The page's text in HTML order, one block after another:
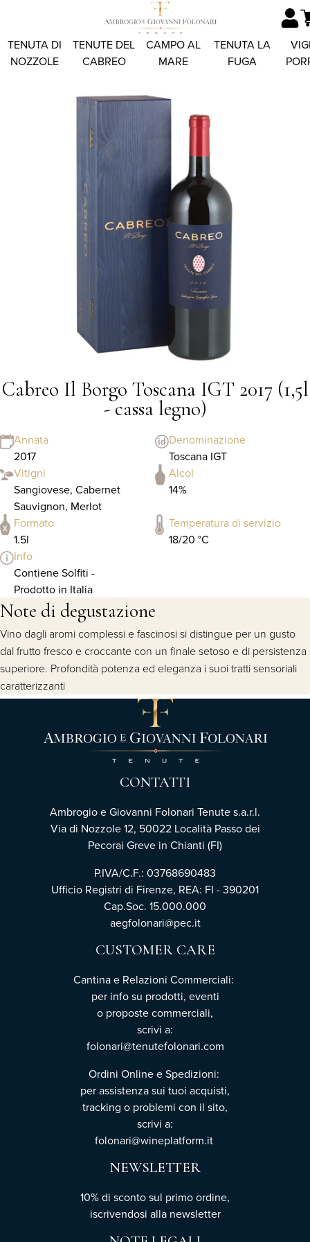
TENUTA DI
NOZZOLE
TENUTE DEL
CABREO
CAMPO AL
MARE
TENUTA LA
FUGA
Cabreo Il Borgo Toscana IGT 2017 (1,5l
- cassa legno)
Annata
2017
Denominazione
Toscana IGT
Vitigni
Sangiovese, Cabernet
Sauvignon, Merlot
Alcol
14%
Formato
1.5l
Temperatura di servizio
18/20 °C
Info
Contiene Solfiti -
Prodotto in Italia
Note di degustazione
Vino dagli aromi complessi e fascinosi si distingue per un gusto
dal frutto fresco e croccante con un finale setoso e di persistenza
superiore. Profondità potenza ed eleganza i suoi tratti sensoriali
caratterizzanti
CONTATTI
Ambrogio e Giovanni Folonari Tenute s.a.r.l.
Via di Nozzole 12, 50022 Località Passo dei
Pecorai Greve in Chianti (FI)
P.IVA/C.F.: 03768690483
Ufficio Registri di Firenze, REA: FI - 390201
Cap.Soc. 15.000.000
aegfolonari@pec.it
CUSTOMER CARE
Cantina e Relazioni Commerciali:
per info su prodotti, eventi
o proposte commerciali,
scrivi a:
folonari@tenutefolonari.com
Ordini Online e Spedizioni:
per assistenza sui tuoi acquisti,
tracking o problemi con il sito,
scrivi a:
folonari@wineplatform.it
NEWSLETTER
10% di sconto sul primo ordine,
iscrivendosi alla newsletter